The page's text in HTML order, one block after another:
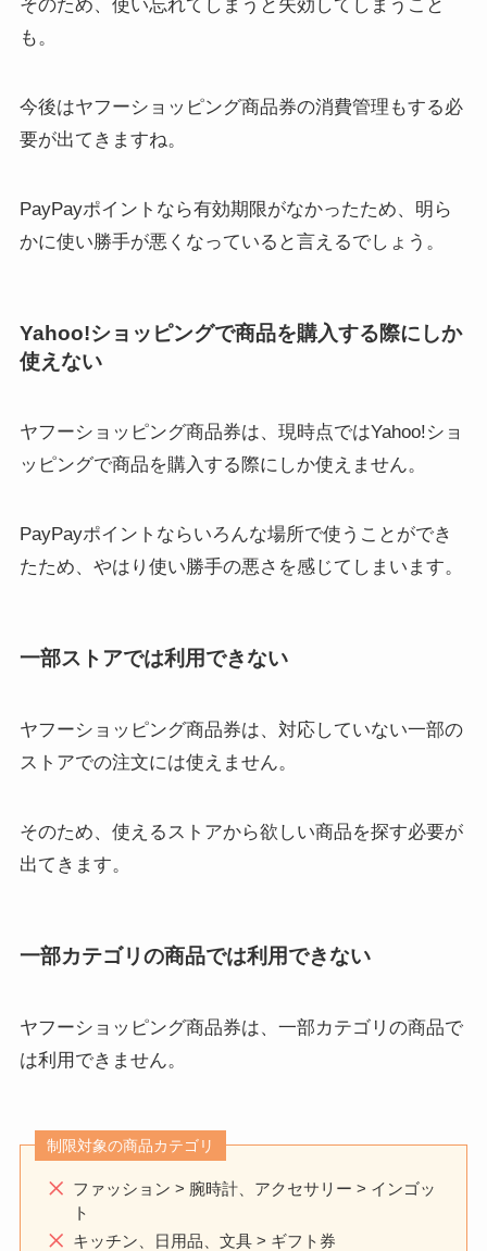
そのため、使い忘れてしまうと失効してしまうこと
も。
今後はヤフーショッピング商品券の消費管理もする必
要が出てきますね。
PayPayポイントなら有効期限がなかったため、明ら
かに使い勝手が悪くなっていると言えるでしょう。
Yahoo!ショッピングで商品を購入する際にしか
使えない
ヤフーショッピング商品券は、現時点ではYahoo!ショ
ッピングで商品を購入する際にしか使えません。
PayPayポイントならいろんな場所で使うことができ
たため、やはり使い勝手の悪さを感じてしまいます。
一部ストアでは利用できない
ヤフーショッピング商品券は、対応していない一部の
ストアでの注文には使えません。
そのため、使えるストアから欲しい商品を探す必要が
出てきます。
一部カテゴリの商品では利用できない
ヤフーショッピング商品券は、一部カテゴリの商品で
は利用できません。
制限対象の商品カテゴリ
ファッション > 腕時計、アクセサリー > インゴッ
ト
キッチン、日用品、文具 > ギフト券